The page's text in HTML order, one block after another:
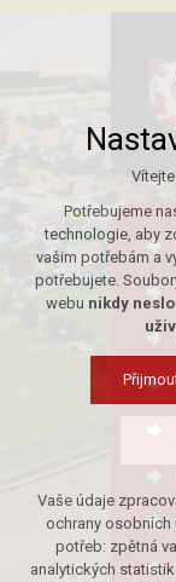
Potřebujeme
technologie, aby
vašim potřebám a
potřebujete.
webu nikdy
Technická
nutná pro
udržení
Vaše údaje
ochrany osobních
potřeb: zpětná
analytických